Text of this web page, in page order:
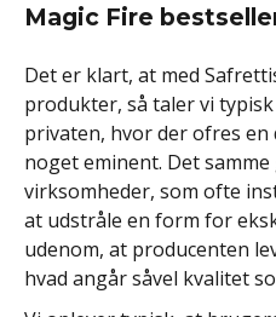
Magic Fire
Det er klart, at med
produkter, så taler vi
privaten, hvor der ofres en
noget eminent. Det
virksomheder, som ofte
at udstråle en form for
udenom, at producenten
hvad angår såvel kvalitet